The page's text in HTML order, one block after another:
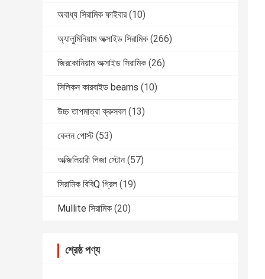
অবাধ্য সিরামিক ফাইবার (10)
অ্যালুমিনিয়াম অক্সাইড সিরামিক (266)
জিরকোনিয়াম অক্সাইড সিরামিক (26)
সিলিকন কারবাইড beams (10)
উচ্চ তাপমাত্রা ক্রুসবল (13)
কেলন পোস্ট (53)
অক্জিলিয়ারী পিজা স্টোন (57)
সিরামিক বিবিQ গ্রিল (19)
Mullite সিরামিক (20)
শ্রেষ্ঠ পণ্য